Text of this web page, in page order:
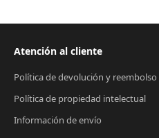
Atención al cliente
Política de devolución y reembolso
Política de propiedad intelectual
Información de envío